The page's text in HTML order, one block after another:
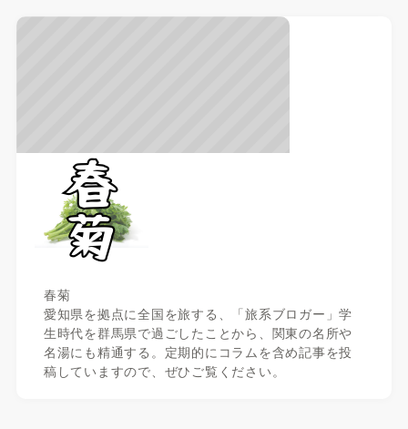
春菊
愛知県を拠点に全国を旅する、「旅系ブロガー」学
生時代を群馬県で過ごしたことから、関東の名所や
名湯にも精通する。定期的にコラムを含め記事を投
稿していますので、ぜひご覧ください。